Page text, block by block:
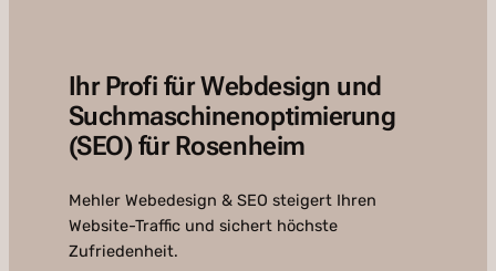
Ihr Profi für Webdesign und
Suchmaschinenoptimierung
(SEO) für Rosenheim
Mehler Webedesign & SEO steigert Ihren
Website-Traffic und sichert höchste
Zufriedenheit.